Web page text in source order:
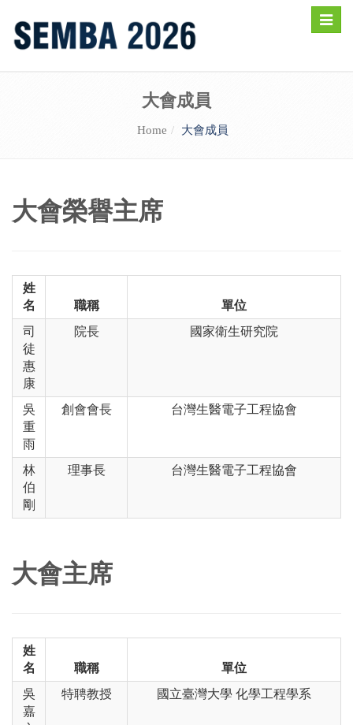
Toggle
大會成員
Home 大會成員
大會榮譽主席
姓
名
職稱
單位
司
徒
惠
康
院長 國家衛生研究院
吳
重
雨
創會會長 台灣生醫電子工程協會
林
伯
剛
理事長 台灣生醫電子工程協會
大會主席
姓
名
職稱
單位
吳
嘉
特聘教授 國立臺灣大學 化學工程學系